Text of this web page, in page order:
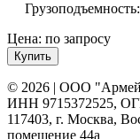
Грузоподъемность:
Цена: по запросу
Купить
© 2026 | ООО
ИНН 9715372525,
117403, г. Москва,
помещение 44а